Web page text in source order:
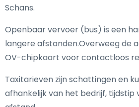
Schans.
Openbaar vervoer (bus) is een
langere afstanden.Overweeg de
OV-chipkaart voor contactloos
Taxitarieven zijn schattingen en
afhankelijk van het bedrijf, tijdstip